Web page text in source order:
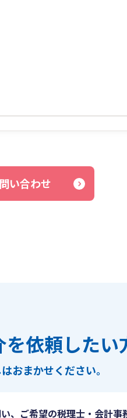
い合わせ
依頼したい
おまかせください。
、ご希望の税理士・会計事